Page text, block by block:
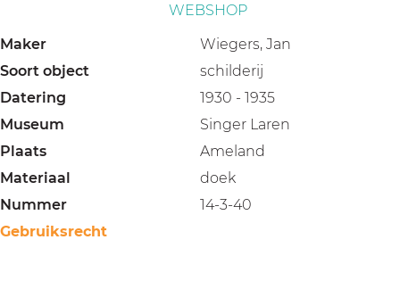
WEBSHOP
Maker
Wiegers, Jan
Soort object
schilderij
Datering
1930 - 1935
Museum
Singer Laren
Plaats
Ameland
Materiaal
doek
Nummer
14-3-40
Gebruiksrecht